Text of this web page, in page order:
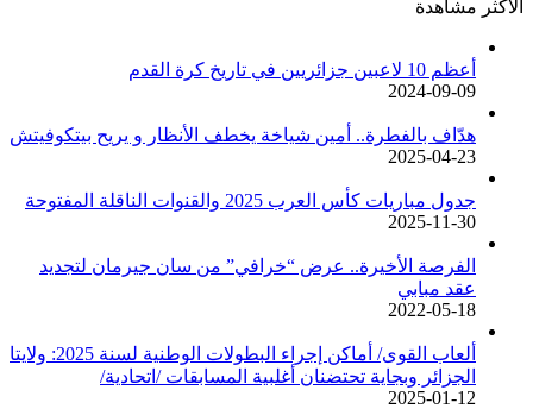
الأكثر مشاهدة
أعظم 10 لاعبين جزائريين في تاريخ كرة القدم
2024-09-09
هدّاف بالفطرة.. أمين شياخة يخطف الأنظار و يريح بيتكوفيتش
2025-04-23
جدول مباريات كأس العرب 2025 والقنوات الناقلة المفتوحة
2025-11-30
الفرصة الأخيرة.. عرض “خرافي” من سان جيرمان لتجديد
عقد مبابي
2022-05-18
ألعاب القوى/ أماكن إجراء البطولات الوطنية لسنة 2025: ولايتا
الجزائر وبجاية تحتضنان أغلبية المسابقات /اتحادية/
2025-01-12